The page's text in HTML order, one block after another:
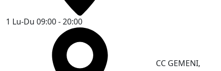
1 Lu-Du 09:00 - 20:00
CC GEMENI,